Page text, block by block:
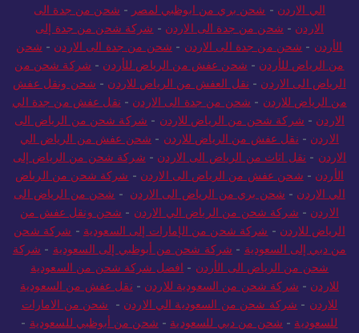
الي الاردن - شحن بري من ابوظبي لمصر - شحن من جدة الى
الاردن - شحن من جدة الى الاردن - شركة شحن من جدة إلى
الأردن - شحن من جدة الى الاردن - شحن من جدة الى الاردن - شحن
من الرياض للأردن - شحن عفش من الرياض للأردن - شركة شحن من
الرياض الى الاردن - نقل العفش من الرياض للاردن - شحن ونقل عفش
من الرياض للاردن - شحن من جدة الى الاردن - نقل عفش من جدة الي
الاردن - شركة شحن من الرياض للاردن - شركة شحن من الرياض الى
الاردن - نقل عفش من الرياض للاردن - شحن عفش من الرياض الي
الاردن - نقل اثاث من الرياض الى الاردن - شركة شحن من الرياض إلى
الأردن - شحن عفش من الرياض الى الاردن - شركة شحن من الرياض
الي الاردن - شحن بري من الرياض الى الاردن - شحن من الرياض الى
الاردن - شركة شحن من الرياض الي الاردن - شحن ونقل عفش من
الرياض للاردن - شركة شحن من الإمارات إلى السعودية - شركة شحن
من دبي إلى السعودية - شركة شحن من أبوظبي إلى السعودية - شركة
شحن من الرياض الى الأردن - افضل شركة شحن من السعودية
للاردن - شركة شحن من السعودية للاردن - نقل عفش من السعودية
للاردن - شركة شحن من السعودية الي الاردن - شحن من الامارات
للسعودية - شحن من دبي للسعودية - شحن من أبوظبي للسعودية -